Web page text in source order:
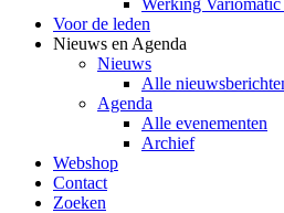
Werking Variomatic
Voor de leden
Nieuws en Agenda
Nieuws
Alle
Agenda
Alle evenementen
Archief
Webshop
Contact
Zoeken